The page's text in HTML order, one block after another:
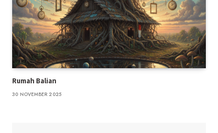
Rumah Balian
30 NOVEMBER 2025